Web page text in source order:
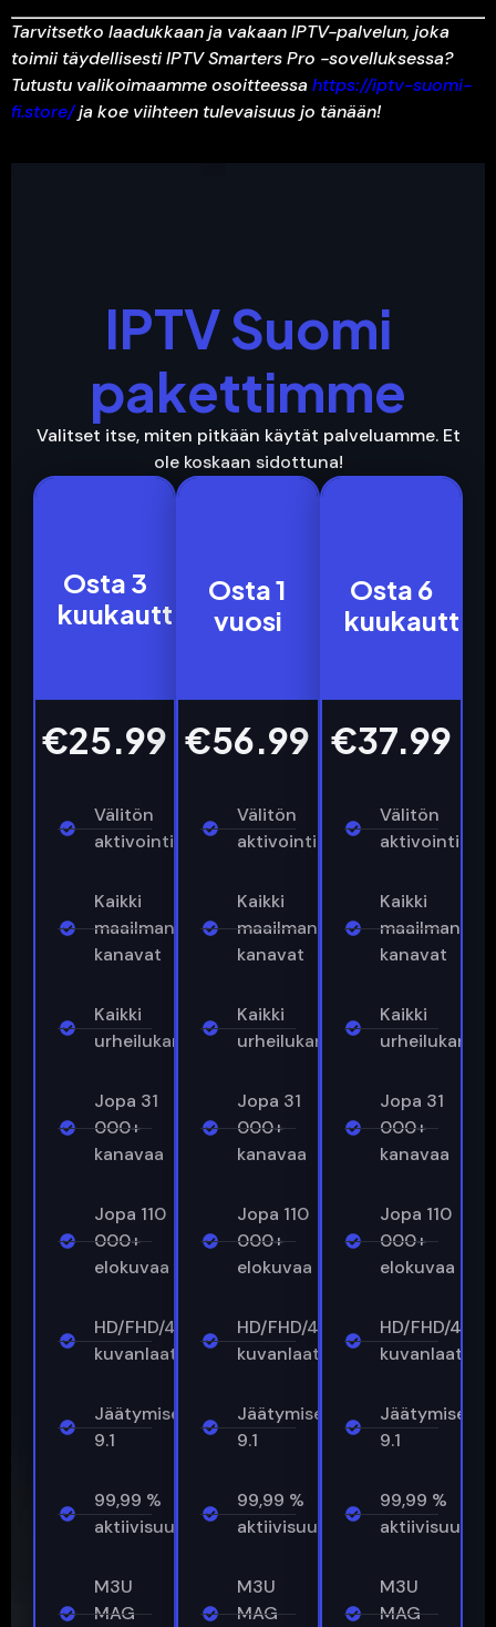
Tarvitsetko laadukkaan ja vakaan IPTV-palvelun, joka
toimii täydellisesti IPTV Smarters Pro -sovelluksessa?
Tutustu valikoimaamme osoitteessahttps://iptv-suomi-
fi.store/ja koe viihteen tulevaisuus jo tänään!
IPTV Suomi
pakettimme
Valitset itse, miten pitkään käytät palveluamme. Et
ole koskaan sidottuna!
Osta 3
kuukautta
3
Meses
€25.99
Välitön
aktivointi
Kaikki
maailman
kanavat
Kaikki
urheilukanavat
Jopa 31
000+
kanavaa
Jopa 110
000+
elokuvaa
HD/FHD/4K-
kuvanlaatu
Jäätymisenestoaine™
9.1
99,99 %
aktiivisuusajasta
M3U
MAG
Osta 1
vuosi
Meses
€56.99
Välitön
aktivointi
Kaikki
maailman
kanavat
Kaikki
urheilukanavat
Jopa 31
000+
kanavaa
Jopa 110
000+
elokuvaa
HD/FHD/4K-
kuvanlaatu
Jäätymisenestoaine™
9.1
99,99 %
aktiivisuusajasta
M3U
MAG
Osta 6
kuukautta
Meses
€37.99
Välitön
aktivointi
Kaikki
maailman
kanavat
Kaikki
Jopa 31
000+
kanavaa
Jopa 110
000+
elokuvaa
HD/FHD/4K-
kuvanlaatu
9.1
99,99 %
M3U
MAG